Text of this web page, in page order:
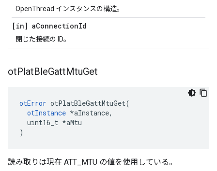
OpenThread インスタンスの構造。
[in] aConnectionId
閉じた接続の ID。
otPlatBleGattMtuGet
otError otPlatBleGattMtuGet(
otInstance *aInstance,
uint16_t *aMtu
)
読み取りは現在 ATT_MTU の値を使用している。